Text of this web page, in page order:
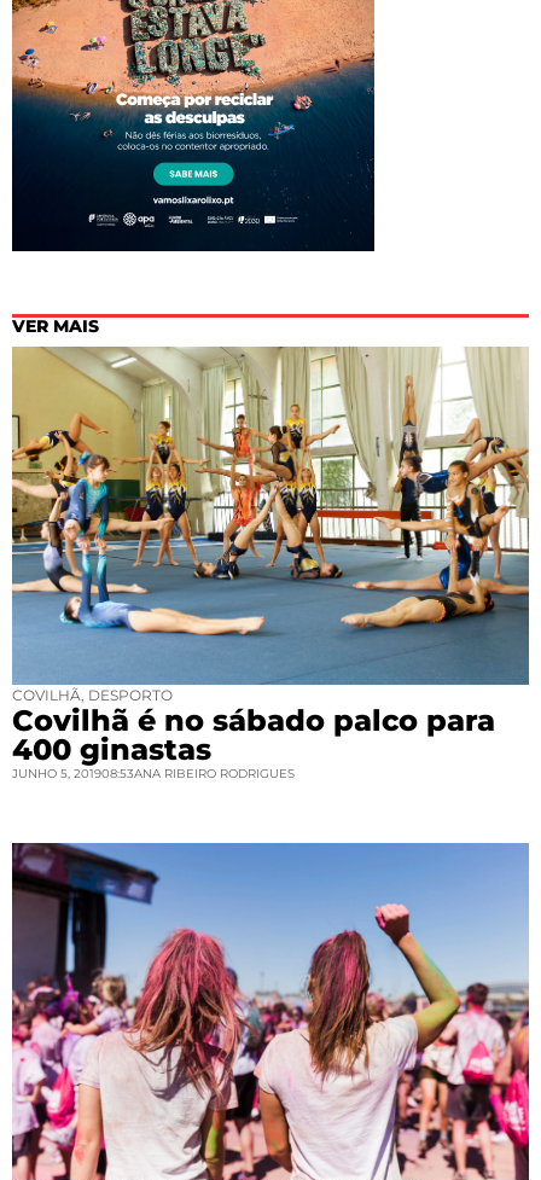
VER MAIS
COVILHÃ DESPORTO
Covilhã é no sábado palco para
400 ginastas
JUNHO 5, 201908:53ANA RIBEIRO RODRIGUES